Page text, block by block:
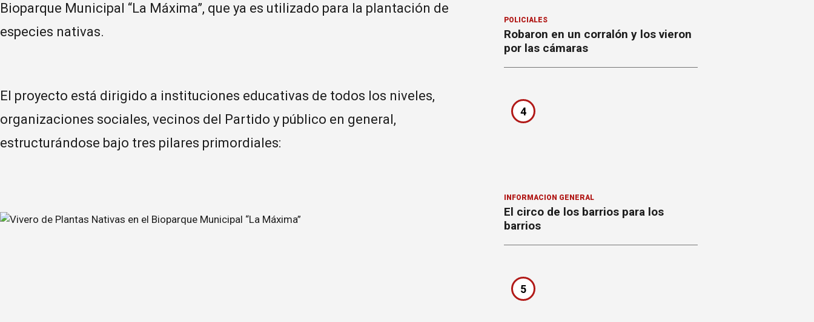
Bioparque Municipal “La Máxima”, que ya es utilizado para la plantación de
especies nativas.
El proyecto está dirigido a instituciones educativas de todos los niveles,
organizaciones sociales, vecinos del Partido y público en general,
estructurándose bajo tres pilares primordiales:
POLICIALES
Robaron en un corralón y los vieron
por las cámaras
4
INFORMACION GENERAL
El circo de los barrios para los
barrios
5